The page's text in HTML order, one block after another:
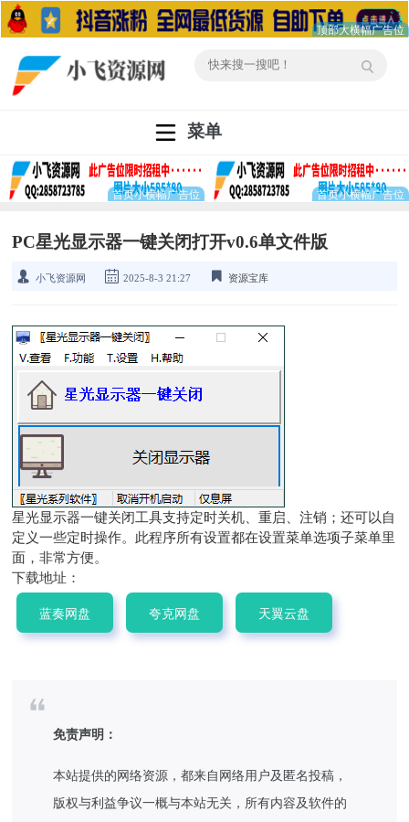
菜单
PC星光显示器一键关闭打开v0.6单文件版
小飞资源网 2025-8-3 21:27 资源宝库
星光显示器一键关闭工具支持定时关机、重启、注销；还可以自
定义一些定时操作。此程序所有设置都在设置菜单选项子菜单里
面，非常方便。
下载地址：
蓝奏网盘 夸克网盘 天翼云盘
免责声明：
本站提供的网络资源，都来自网络用户及匿名投稿，
版权与利益争议一概与本站无关，所有内容及软件的